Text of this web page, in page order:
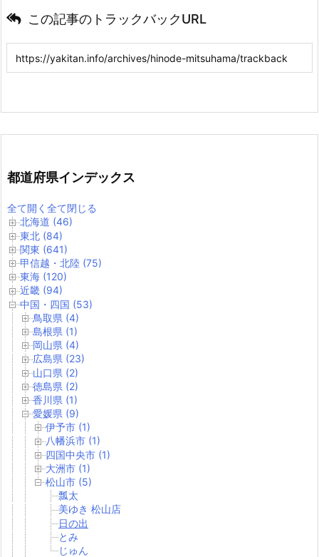
この記事のトラックバックURL
都道府県インデックス
全て開く 全て閉じる
北海道 (46)
東北 (84)
関東 (641)
甲信越・北陸 (75)
東海 (120)
近畿 (94)
中国・四国 (53)
鳥取県 (4)
島根県 (1)
岡山県 (4)
広島県 (23)
山口県 (2)
徳島県 (2)
香川県 (1)
愛媛県 (9)
伊予市 (1)
八幡浜市 (1)
四国中央市 (1)
大洲市 (1)
松山市 (5)
瓢太
美ゆき 松山店
日の出
とみ
じゅん